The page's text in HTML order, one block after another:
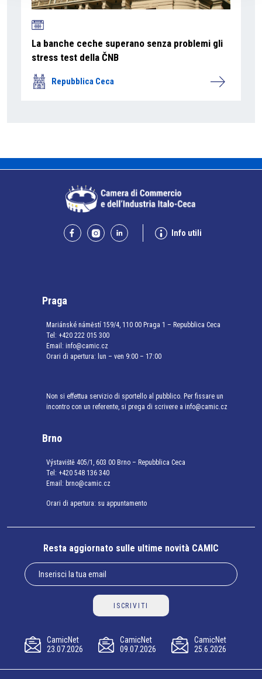
La banche ceche superano senza problemi gli
stress test della ČNB
Repubblica Ceca
Info utili
Praga
Mariánské náměstí 159/4, 110 00 Praga 1 – Repubblica Ceca
Tel: +420 222 015 300
Email: info@camic.cz
Orari di apertura: lun – ven 9:00 – 17:00
Non si effettua servizio di sportello al pubblico. Per fissare un
incontro con un referente, si prega di scrivere a info@camic.cz
Brno
Výstaviště 405/1, 603 00 Brno – Repubblica Ceca
Tel: +420 548 136 340
Email: brno@camic.cz
Orari di apertura: su appuntamento
Resta aggiornato sulle ultime novità CAMIC
ISCRIVITI
CamicNet
23.07.2026
CamicNet
09.07.2026
CamicNet
25.6.2026